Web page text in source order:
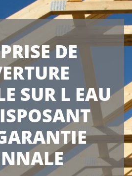
DE
SUR L EAU